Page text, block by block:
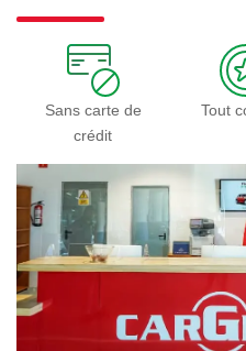
Sans carte de
crédit
Tout